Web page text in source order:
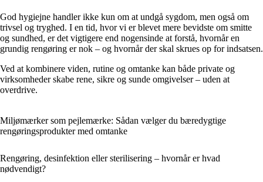
God hygiejne handler ikke kun om at undgå sygdom, men også om
trivsel og tryghed. I en tid, hvor vi er blevet mere bevidste om smitte
og sundhed, er det vigtigere end nogensinde at forstå, hvornår en
grundig rengøring er nok – og hvornår der skal skrues op for indsatsen.
Ved at kombinere viden, rutine og omtanke kan både private og
virksomheder skabe rene, sikre og sunde omgivelser – uden at
overdrive.
Miljømærker som pejlemærke: Sådan vælger du bæredygtige
rengøringsprodukter med omtanke
Rengøring, desinfektion eller sterilisering – hvornår er hvad
nødvendigt?